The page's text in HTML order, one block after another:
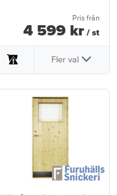
Pris från
4 599 kr / st
Fler val